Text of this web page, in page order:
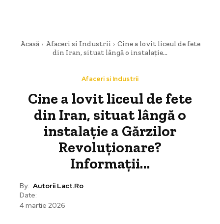
Acasă Afaceri si Industrii
Cine a lovit liceul de fete
din Iran, situat lângă o instalație...
Afaceri si Industrii
Cine a lovit liceul de fete
din Iran, situat lângă o
instalație a Gărzilor
Revoluționare?
Informații…
By: Autorii Lact.ro
Date:
4 martie 2026